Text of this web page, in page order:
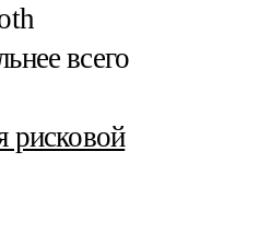
всего
рисковой